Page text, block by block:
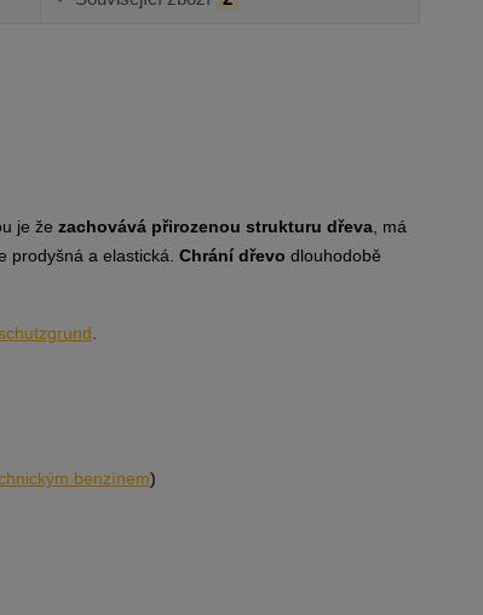
je že zachovává přirozenou strukturu dřeva, má
prodyšná a elastická. Chrání dřevo dlouhodobě
benzínem)